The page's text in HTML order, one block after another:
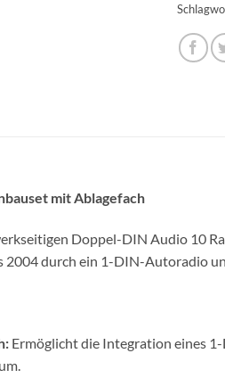
mit Ablagefach
Doppel-DIN Audio 10
2004 durch ein 1-DIN-Autoradio
Ermöglicht die Integration eines